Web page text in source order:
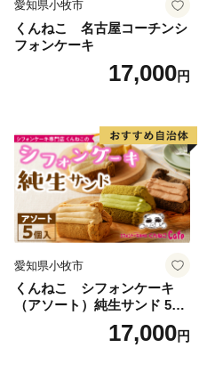
愛知県小牧市
くんねこ 名古屋コーチンシ
フォンケーキ
17,000円
愛知県小牧市
くんねこ シフォンケーキ
（アソート）純生サンド 5個
17,000円